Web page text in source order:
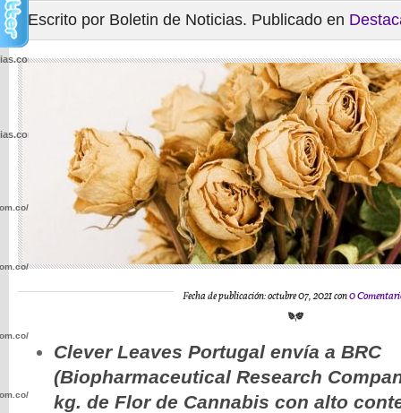
Escrito por Boletin de Noticias. Publicado en
Fecha de publicación: octubre 07, 2021 con0
Clever Leaves Portugal envía a BRC
(Biopharmaceutical Research
kg. de Flor de Cannabis con alto
wp-
wp-
wp-
wp-
wp-
wp-